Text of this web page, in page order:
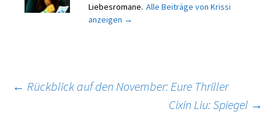
Liebesromane. Alle Beiträge von Krissi
anzeigen →
Beitragsnavigation
← Rückblick auf den November: Eure Thriller
Cixin Liu: Spiegel →